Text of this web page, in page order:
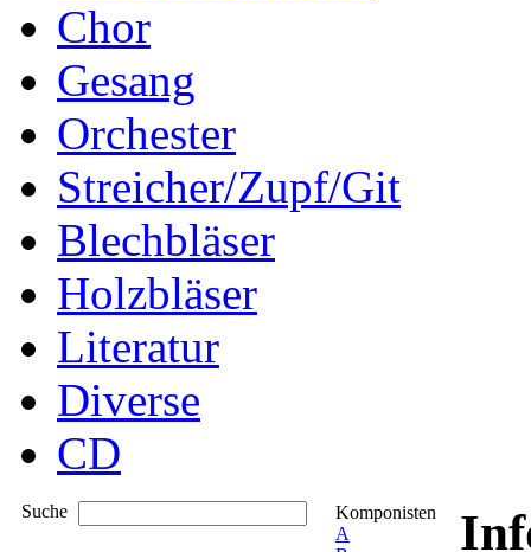
Chor
Gesang
Orchester
Streicher/Zupf/Git
Blechbläser
Holzbläser
Literatur
Diverse
CD
Suche
Komponisten
A